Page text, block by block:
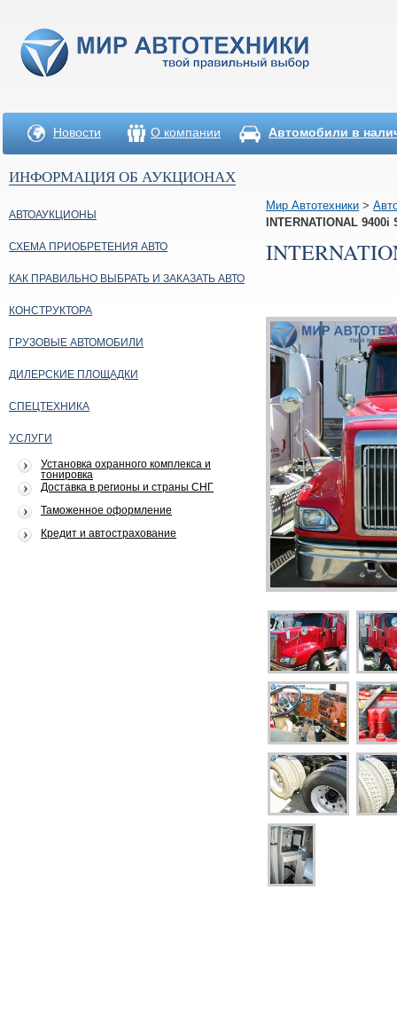
Новости О компании Автомобили в
ИНФОРМАЦИЯ ОБ АУКЦИОНАХ
АВТОАУКЦИОНЫ
СХЕМА ПРИОБРЕТЕНИЯ АВТО
КАК ПРАВИЛЬНО ВЫБРАТЬ И ЗАКАЗАТЬ АВТО
КОНСТРУКТОРА
ГРУЗОВЫЕ АВТОМОБИЛИ
ДИЛЕРСКИЕ ПЛОЩАДКИ
СПЕЦТЕХНИКА
УСЛУГИ
Установка охранного комплекса и
тонировка
Доставка в регионы и страны СНГ
Таможенное оформление
Кредит и автострахование
Мир Автотехники >
INTERNATIONAL 9400i